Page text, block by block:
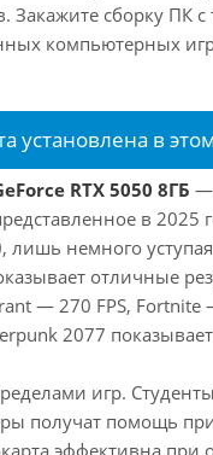
Закажите сборку ПК
компьютерных
установлена в
RTX 5050 8ГБ —
в 2025
лишь немного
отличные
— 270 FPS,
2077
игр.
получат помощь